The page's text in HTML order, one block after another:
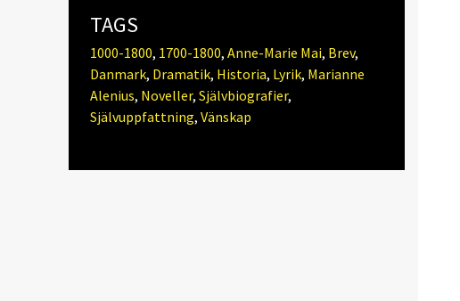
TAGS
1000-1800, 1700-1800, Anne-Marie Mai, Brev,
Danmark, Dramatik, Historia, Lyrik, Marianne
Alenius, Noveller, Självbiografier,
Självuppfattning, Vänskap